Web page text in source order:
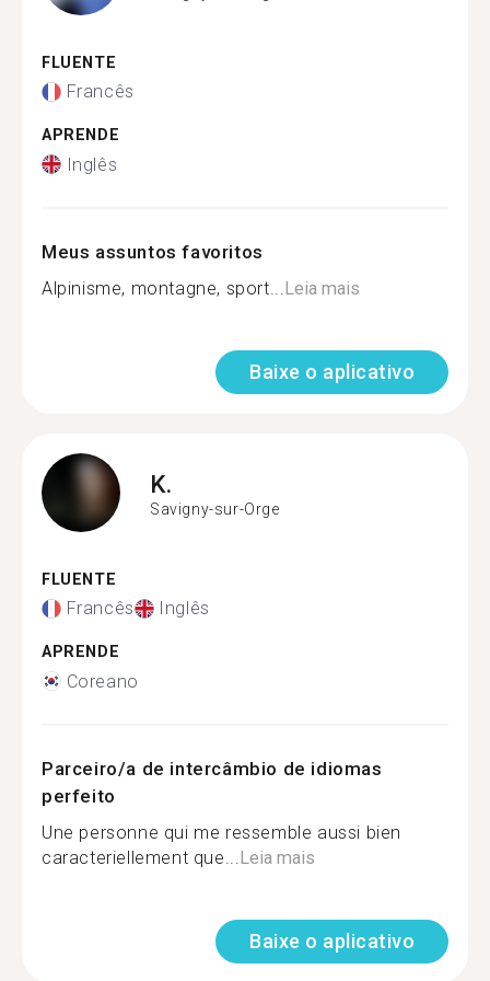
FLUENTE
Francês
APRENDE
Inglês
Meus assuntos favoritos
Alpinisme, montagne, sport... Leia mais
Baixe o aplicativo
K.
Savigny-sur-Orge
FLUENTE
Francês Inglês
APRENDE
Coreano
Parceiro/a de intercâmbio de idiomas
perfeito
Une personne qui me ressemble aussi bien
caracteriellement que... Leia mais
Baixe o aplicativo